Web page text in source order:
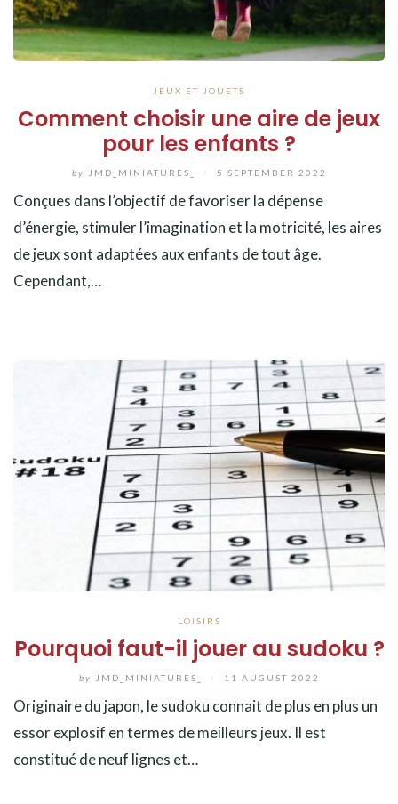
JEUX ET JOUETS
Comment choisir une aire de jeux
pour les enfants ?
by JMD_MINIATURES_ 5 SEPTEMBER 2022
Conçues dans l’objectif de favoriser la dépense
d’énergie, stimuler l’imagination et la motricité, les aires
de jeux sont adaptées aux enfants de tout âge.
Cependant,…
LOISIRS
Pourquoi faut-il jouer au sudoku ?
by JMD_MINIATURES_ 11 AUGUST 2022
Originaire du japon, le sudoku connait de plus en plus un
essor explosif en termes de meilleurs jeux. Il est
constitué de neuf lignes et…